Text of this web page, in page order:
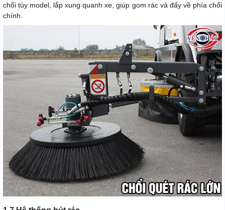
chổi tùy model, lắp xung quanh xe, giúp gom rác và đẩy về phía chổi
chính.